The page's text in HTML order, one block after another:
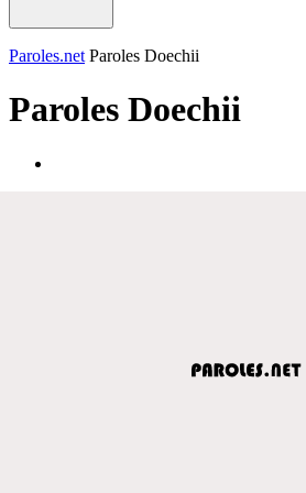
Paroles.net Paroles Doechii
Paroles Doechii